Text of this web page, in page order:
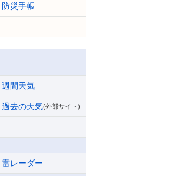
防災手帳
週間天気
過去の天気(外部サイト)
雷レーダー